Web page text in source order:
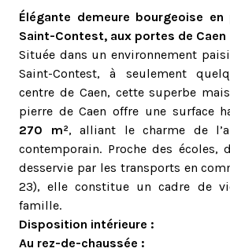
Élégante demeure bourgeoise
Saint-Contest, aux portes de Caen
Située dans un environnement
Saint-Contest, à seulement
centre de Caen, cette superbe
pierre de Caen offre une surface
270 m², alliant le charme de
contemporain. Proche des écoles,
desservie par les transports en
23), elle constitue un cadre de
famille.
Disposition intérieure :
Au rez-de-chaussée :